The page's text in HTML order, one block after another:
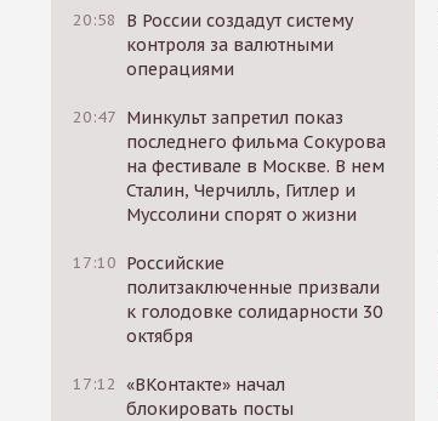
20:58
В России создадут систему
контроля за валютными
операциями
20:47 Минкульт запретил показ
последнего фильма Сокурова
на фестивале в Москве. В нем
Сталин, Черчилль, Гитлер и
Муссолини спорят о жизни
17:10 Российские
политзаключенные призвали
к голодовке солидарности 30
октября
17:12 «ВКонтакте» начал
блокировать посты